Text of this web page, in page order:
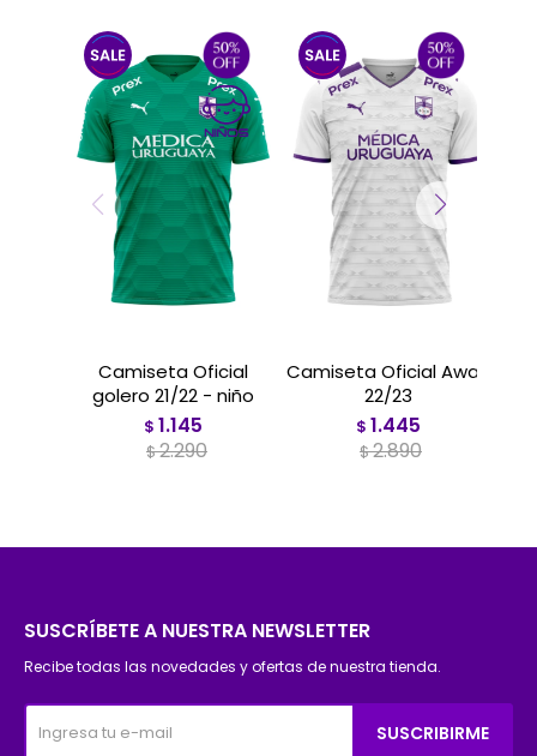
Camiseta Oficial
golero 21/22 - niño
$ 1.145
$2.290
Camiseta Oficial Away
22/23
$ 1.445
$2.890
SUSCRÍBETE A NUESTRA NEWSLETTER
Recibe todas las novedades y ofertas de nuestra tienda.
SUSCRIBIRME